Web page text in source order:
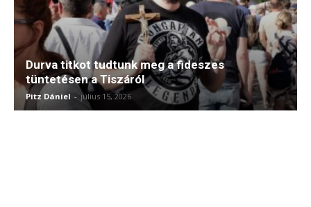
Durva titkot tudtunk meg a fideszes
tüntetésen a Tiszáról
Pitz Dániel - július 15, 2026